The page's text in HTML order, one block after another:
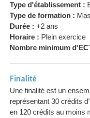
Type d'établissement :
Type de formation :
Durée : +2 ans
Horaire : Plein exercice
Nombre minimum
Finalité
Une finalité est un
représentant 30 crédits
en 120 crédits au moins